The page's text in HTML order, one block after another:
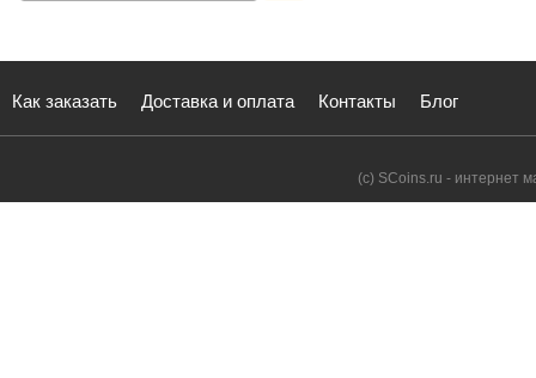
Как заказать Доставка и оплата Контакты Блог
(с) SCoins.ru - интернет